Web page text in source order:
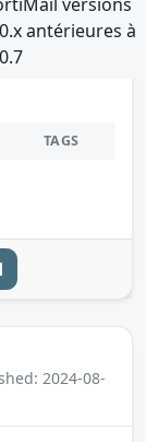
antérieures à
TAGS
2024-08-